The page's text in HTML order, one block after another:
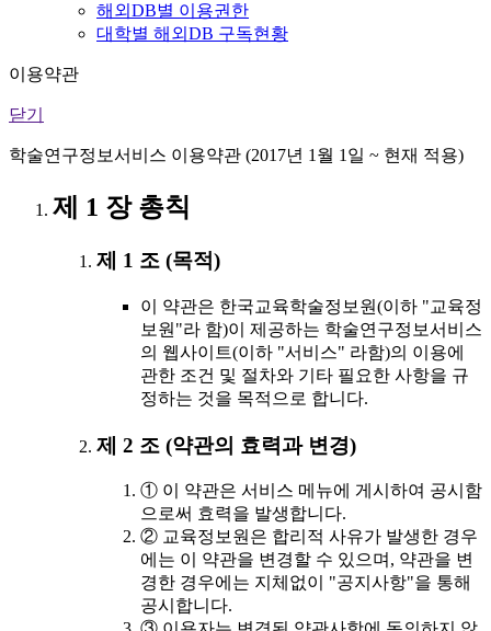
해외DB별 이용권한
대학별 해외DB 구독현황
이용약관
닫기
학술연구정보서비스 이용약관 (2017년 1월 1일 ~ 현재 적용)
제 1 장 총칙
제 1 조 (목적)
이 약관은 한국교육학술정보원(이하 "교육정
보원"라 함)이 제공하는 학술연구정보서비스
의 웹사이트(이하 "서비스" 라함)의 이용에
관한 조건 및 절차와 기타 필요한 사항을 규
정하는 것을 목적으로 합니다.
제 2 조 (약관의 효력과 변경)
① 이 약관은 서비스 메뉴에 게시하여 공시함
으로써 효력을 발생합니다.
② 교육정보원은 합리적 사유가 발생한 경우
에는 이 약관을 변경할 수 있으며, 약관을 변
경한 경우에는 지체없이 "공지사항"을 통해
공시합니다.